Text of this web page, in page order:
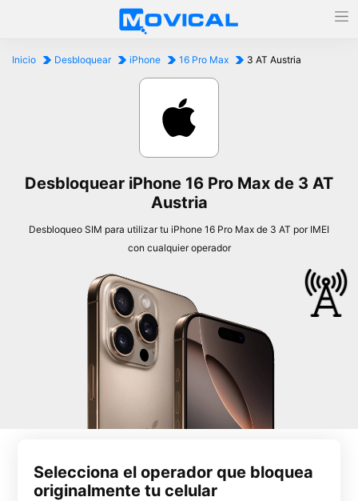
Inicio Desbloquear iPhone 16 Pro Max 3 AT Austria
Desbloquear iPhone 16 Pro Max de 3 AT
Austria
Desbloqueo SIM para utilizar tu iPhone 16 Pro Max de 3 AT por IMEI
con cualquier operador
Selecciona el operador que bloquea
originalmente tu celular